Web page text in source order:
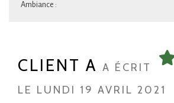
Ambiance :
CLIENT A A ÉCRIT
LE LUNDI 19 AVRIL 2021